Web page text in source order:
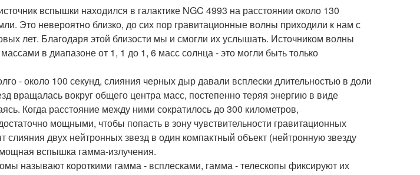
вспышки находился в галактике NGC 4993 на расстоянии около 130
Это невероятно близко, до сих пор гравитационные волны приходили к нам с
лет. Благодаря этой близости мы и смогли их услышать. Источником волны
в диапазоне от 1, 1 до 1, 6 масс солнца - это могли быть только
- около 100 секунд, слияния черных дыр давали всплески длительностью в доли
вращалась вокруг общего центра масс, постепенно теряя энергию в виде
Когда расстояние между ними сократилось до 300 километров,
мощными, чтобы попасть в зону чувствительности гравитационных
слияния двух нейтронных звезд в один компактный объект (нейтронную звезду
вспышка гамма-излучения.
называют короткими гамма - всплесками, гамма - телескопы фиксируют их